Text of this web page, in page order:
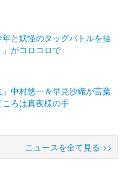
と妖怪のタッグバトルを描
がコロコロで
」中村悠一＆早見沙織が言葉
ろは真夜様の手
ニュースを全て見る >>